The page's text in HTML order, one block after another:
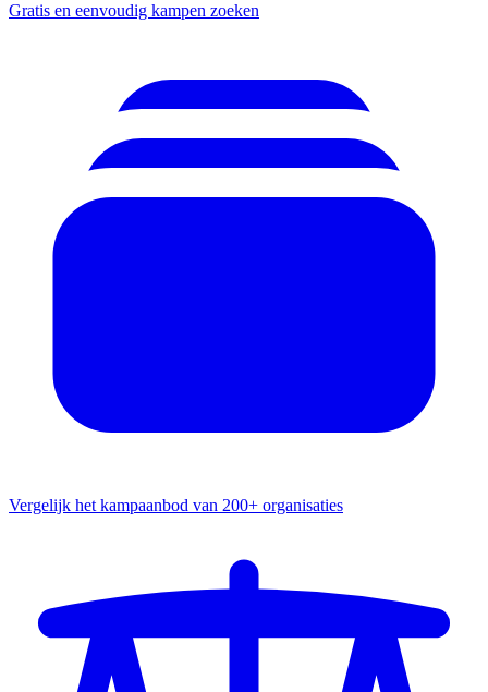
Gratis en eenvoudig kampen zoeken
Vergelijk het kampaanbod van 200+ organisaties